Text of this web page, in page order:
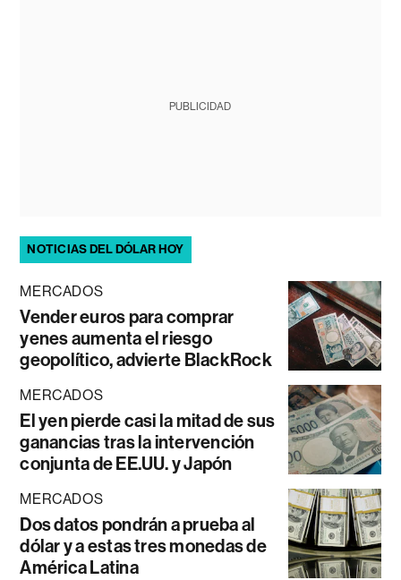
PUBLICIDAD
NOTICIAS DEL DÓLAR HOY
MERCADOS
Vender euros para comprar
yenes aumenta el riesgo
geopolítico, advierte BlackRock
MERCADOS
El yen pierde casi la mitad de sus
ganancias tras la intervención
conjunta de EE.UU. y Japón
MERCADOS
Dos datos pondrán a prueba al
dólar y a estas tres monedas de
América Latina